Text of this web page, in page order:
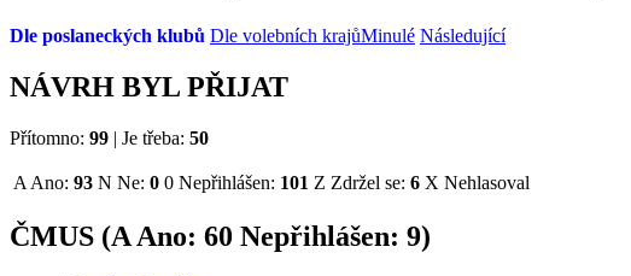
Dle poslaneckých klubů Dle volebních krajůMinulé Následující
NÁVRH BYL PŘIJAT
Přítomno: 99 | Je třeba: 50
A Ano: 93 N Ne: 0 0 Nepřihlášen: 101 Z Zdržel se: 6 X Nehlasoval
ČMUS (AAno: 60 Nepřihlášen: 9)